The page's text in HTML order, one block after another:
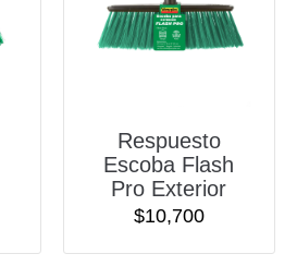
Respuesto
Escoba Flash
Pro Exterior
$10,700